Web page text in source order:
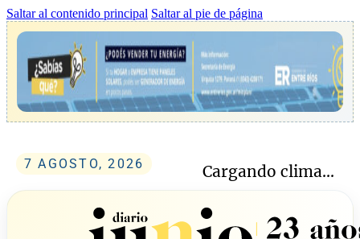
Saltar al contenido principal Saltar al pie de página
7 AGOSTO, 2026 Cargando clima...